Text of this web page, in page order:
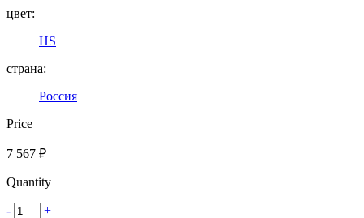
цвет:
HS
страна:
Россия
Price
7 567 ₽
Quantity
- +